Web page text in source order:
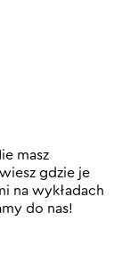
masz
gdzie je
na wykładach
do nas!